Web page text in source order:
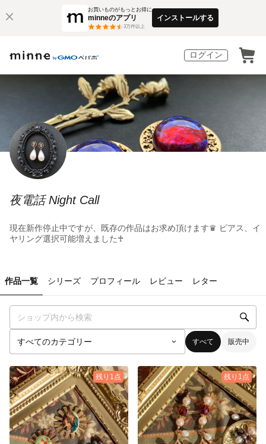
お買いものがもっとお得に
minneのアプリ
3万件以上
インストールする
ログイン
夜電話 Night Call
現在新作停止中ですが、既存の作品はお求め頂けます♛ ピアス、イ
ヤリング選択可能増えました♰
作品一覧 シリーズ プロフィール レビュー レター
すべて 販売中
残り1点 残り1点